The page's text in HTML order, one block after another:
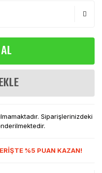
Siparişlerinizdeki
%5 PUAN KAZAN!